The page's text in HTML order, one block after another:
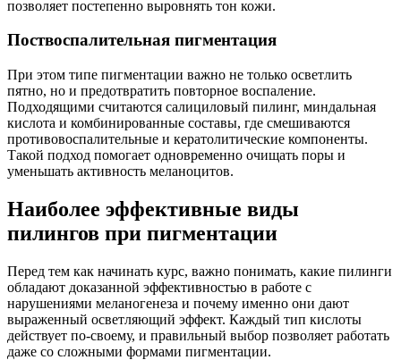
позволяет постепенно выровнять тон кожи.
Поствоспалительная пигментация
При этом типе пигментации важно не только осветлить
пятно, но и предотвратить повторное воспаление.
Подходящими считаются салициловый пилинг, миндальная
кислота и комбинированные составы, где смешиваются
противовоспалительные и кератолитические компоненты.
Такой подход помогает одновременно очищать поры и
уменьшать активность меланоцитов.
Наиболее эффективные виды
пилингов при пигментации
Перед тем как начинать курс, важно понимать, какие пилинги
обладают доказанной эффективностью в работе с
нарушениями меланогенеза и почему именно они дают
выраженный осветляющий эффект. Каждый тип кислоты
действует по-своему, и правильный выбор позволяет работать
даже со сложными формами пигментации.